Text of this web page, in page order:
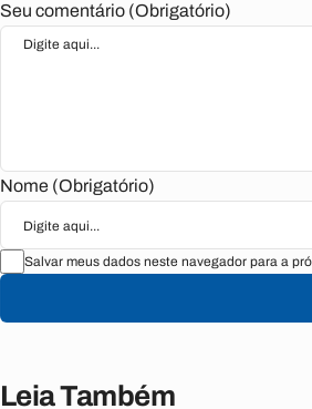
Seu comentário (Obrigatório)
Nome (Obrigatório)
Salvar meus dados neste navegador para a
Leia Também